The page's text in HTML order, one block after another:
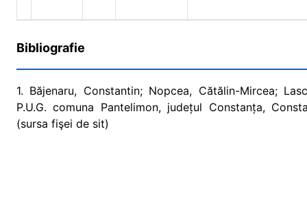
Bibliografie
1. Băjenaru, Constantin; Nopcea, Cătălin-Mircea;
P.U.G. comuna Pantelimon, județul Constanța,
(sursa fişei de sit)